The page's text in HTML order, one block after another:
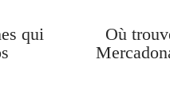
qui
Où